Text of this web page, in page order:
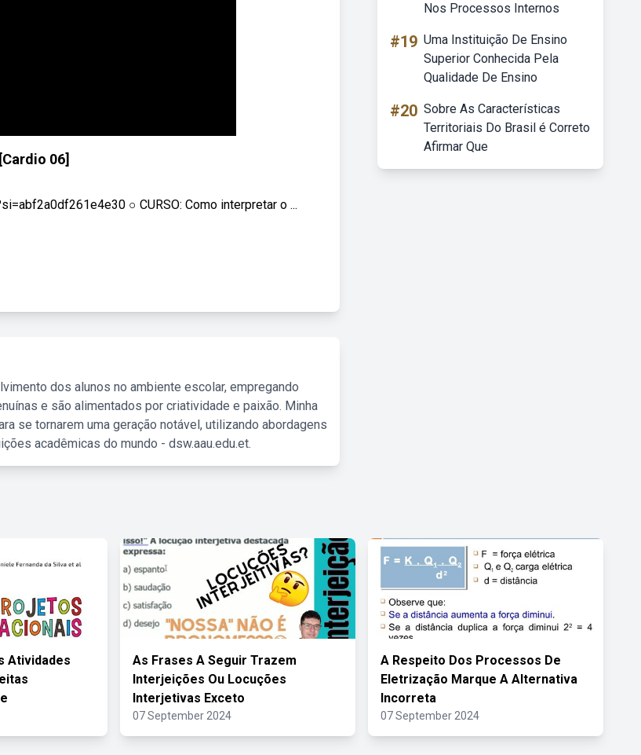
06]
○ CURSO: Como interpretar o ...
dos alunos no ambiente escolar, empregando
e são alimentados por criatividade e paixão. Minha
se tornarem uma geração notável, utilizando abordagens
acadêmicas do mundo - dsw.aau.edu.et.
Nos Processos Internos
#19 Uma Instituição De Ensino
Superior Conhecida Pela
Qualidade De Ensino
#20 Sobre As Características
Territoriais Do Brasil é Correto
Afirmar Que
Atividades
As Frases A Seguir Trazem
Interjeições Ou Locuções
Interjetivas Exceto
07 September 2024
A Respeito Dos Processos De
Eletrização Marque A Alternativa
Incorreta
07 September 2024